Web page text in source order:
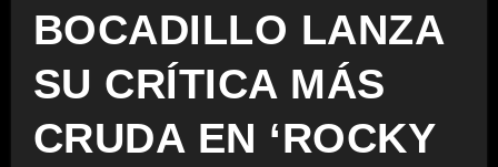
BOCADILLO LANZA
SU CRÍTICA MÁS
CRUDA EN ‘ROCKY